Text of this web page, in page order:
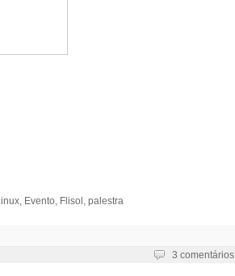
, Evento, Flisol , palestra
3 comentários